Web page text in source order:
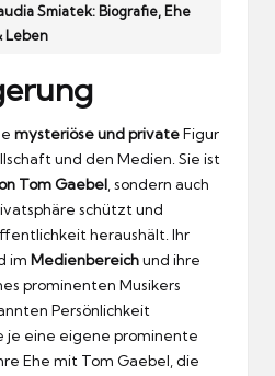
Smiatek: Biografie, Ehe
Leben
mysteriöse und privateFigur
und den Medien. Sie ist
Tom Gaebel, sondern auch
schützt und
heraushält. Ihr
im Medienbereichund ihre
prominenten Musikers
Persönlichkeit
je eine eigene prominente
Ehe mit Tom Gaebel, die